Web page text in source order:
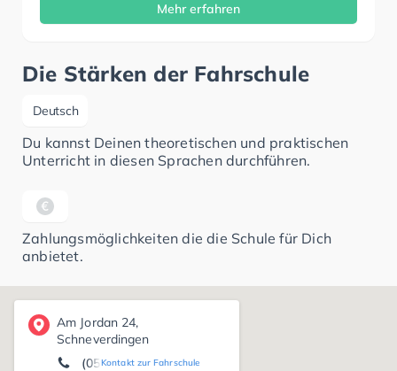
Mehr erfahren
Die Stärken der Fahrschule
Deutsch
Du kannst Deinen theoretischen und praktischen
Unterricht in diesen Sprachen durchführen.
Zahlungsmöglichkeiten die die Schule für Dich
anbietet.
Am Jordan 24,
Schneverdingen
Kontakt zur Fahrschule
(05193) 77 89